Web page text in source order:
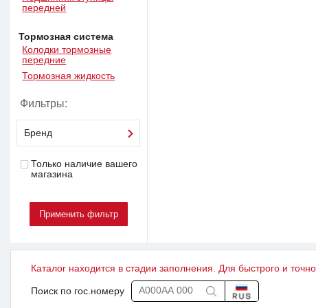
передней
Тормозная система
Колодки тормозные
передние
Тормозная жидкость
Фильтры:
Бренд
Только наличие вашего
магазина
Каталог находится в стадии заполнения. Для быстрого и
Поиск по гос.номеру